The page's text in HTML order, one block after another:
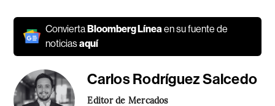
ConviertaBloomberg Línea en su fuente de
noticiasaquí
Carlos Rodríguez Salcedo
Editor de Mercados